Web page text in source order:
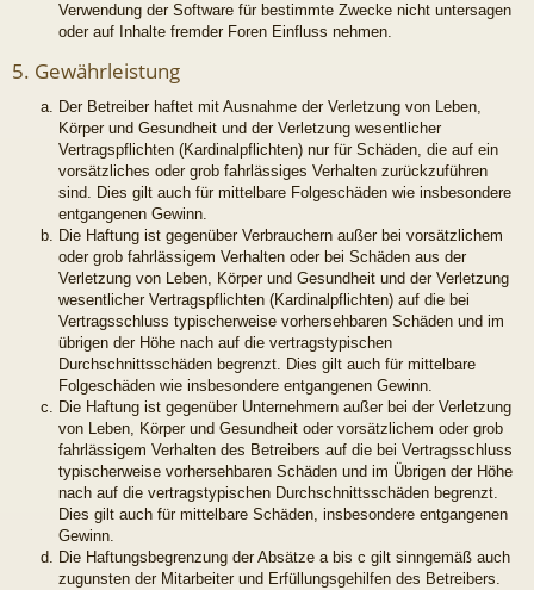
Verwendung der Software für bestimmte Zwecke nicht untersagen
oder auf Inhalte fremder Foren Einfluss nehmen.
5. Gewährleistung
Der Betreiber haftet mit Ausnahme der Verletzung von Leben,
Körper und Gesundheit und der Verletzung wesentlicher
Vertragspflichten (Kardinalpflichten) nur für Schäden, die auf ein
vorsätzliches oder grob fahrlässiges Verhalten zurückzuführen
sind. Dies gilt auch für mittelbare Folgeschäden wie insbesondere
entgangenen Gewinn.
Die Haftung ist gegenüber Verbrauchern außer bei vorsätzlichem
oder grob fahrlässigem Verhalten oder bei Schäden aus der
Verletzung von Leben, Körper und Gesundheit und der Verletzung
wesentlicher Vertragspflichten (Kardinalpflichten) auf die bei
Vertragsschluss typischerweise vorhersehbaren Schäden und im
übrigen der Höhe nach auf die vertragstypischen
Durchschnittsschäden begrenzt. Dies gilt auch für mittelbare
Folgeschäden wie insbesondere entgangenen Gewinn.
Die Haftung ist gegenüber Unternehmern außer bei der Verletzung
von Leben, Körper und Gesundheit oder vorsätzlichem oder grob
fahrlässigem Verhalten des Betreibers auf die bei Vertragsschluss
typischerweise vorhersehbaren Schäden und im Übrigen der Höhe
nach auf die vertragstypischen Durchschnittsschäden begrenzt.
Dies gilt auch für mittelbare Schäden, insbesondere entgangenen
Gewinn.
Die Haftungsbegrenzung der Absätze a bis c gilt sinngemäß auch
zugunsten der Mitarbeiter und Erfüllungsgehilfen des Betreibers.